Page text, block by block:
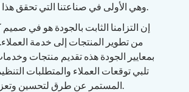
2015 - وهي الأولى في صناعتنا التي تحقق هذا المعيار.
إن التزامنا الثابت بالجودة هو في
من تطوير المنتجات إلى خدمة
بمعايير الجودة هذه تقديم منتجات
تلبي توقعات العملاء والمتطلبات
المستمر عن طرق لتحسين وتعزيز رضا العملاء.